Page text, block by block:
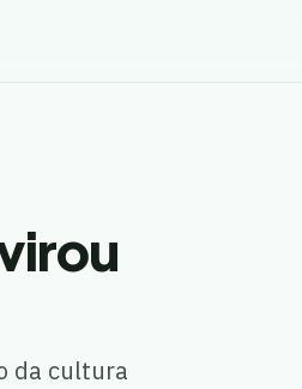
da cultura